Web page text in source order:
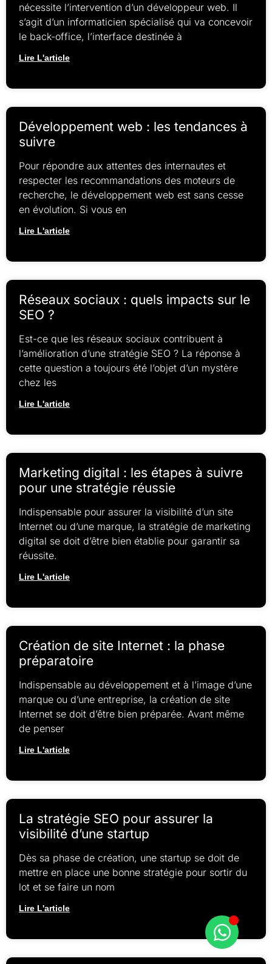
nécessite l’intervention d’un développeur web. Il
s’agit d’un informaticien spécialisé qui va concevoir
le back-office, l’interface destinée à
Lire L'article
Développement web : les tendances à
suivre
Pour répondre aux attentes des internautes et
respecter les recommandations des moteurs de
recherche, le développement web est sans cesse
en évolution. Si vous en
Lire L'article
Réseaux sociaux : quels impacts sur le
SEO ?
Est-ce que les réseaux sociaux contribuent à
l’amélioration d’une stratégie SEO ? La réponse à
cette question a toujours été l’objet d’un mystère
chez les
Lire L'article
Marketing digital : les étapes à suivre
pour une stratégie réussie
Indispensable pour assurer la visibilité d’un site
Internet ou d’une marque, la stratégie de marketing
digital se doit d’être bien établie pour garantir sa
réussite.
Lire L'article
Création de site Internet : la phase
préparatoire
Indispensable au développement et à l’image d’une
marque ou d’une entreprise, la création de site
Internet se doit d’être bien préparée. Avant même
de penser
Lire L'article
La stratégie SEO pour assurer la
visibilité d’une startup
Dès sa phase de création, une startup se doit de
mettre en place une bonne stratégie pour sortir du
lot et se faire un nom
Lire L'article